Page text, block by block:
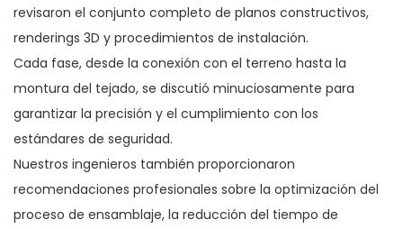
revisaron el conjunto completo de planos constructivos,
renderings 3D y procedimientos de instalación.
Cada fase, desde la conexión con el terreno hasta la
montura del tejado, se discutió minuciosamente para
garantizar la precisión y el cumplimiento con los
estándares de seguridad.
Nuestros ingenieros también proporcionaron
recomendaciones profesionales sobre la optimización del
proceso de ensamblaje, la reducción del tiempo de